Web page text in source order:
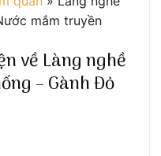
mắm truyền
về Làng nghề
– Gành Đỏ